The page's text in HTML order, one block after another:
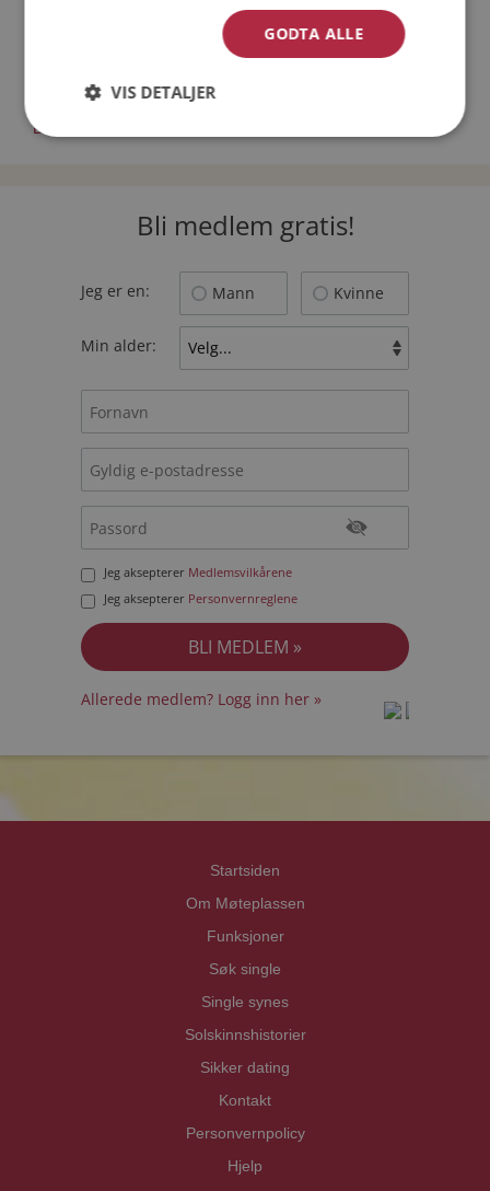
Date kvinner i Norge
Date menn i Norge
Bli medlem gratis!
Jeg er en: Mann Kvinne
Min alder:
Jeg aksepterer Medlemsvilkårene
Jeg aksepterer Personvernreglene
Allerede medlem? Logg inn her »
Startsiden
Om Møteplassen
Funksjoner
Søk single
Single synes
Solskinnshistorier
Sikker dating
Kontakt
Personvernpolicy
Hjelp
GODTA ALLE
VIS DETALJER